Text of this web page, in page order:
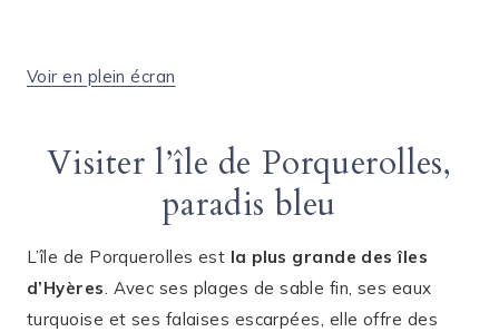
Voir en plein écran
Visiter l’île de Porquerolles,
paradis bleu
L’île de Porquerolles est la plus grande des îles
d’Hyères. Avec ses plages de sable fin, ses eaux
turquoise et ses falaises escarpées, elle offre des